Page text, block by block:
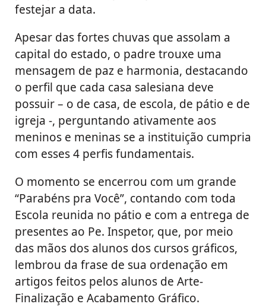
festejar a data.
Apesar das fortes chuvas que assolam a
capital do estado, o padre trouxe uma
mensagem de paz e harmonia, destacando
o perfil que cada casa salesiana deve
possuir – o de casa, de escola, de pátio e de
igreja -, perguntando ativamente aos
meninos e meninas se a instituição cumpria
com esses 4 perfis fundamentais.
O momento se encerrou com um grande
“Parabéns pra Você”, contando com toda
Escola reunida no pátio e com a entrega de
presentes ao Pe. Inspetor, que, por meio
das mãos dos alunos dos cursos gráficos,
lembrou da frase de sua ordenação em
artigos feitos pelos alunos de Arte-
Finalização e Acabamento Gráfico.